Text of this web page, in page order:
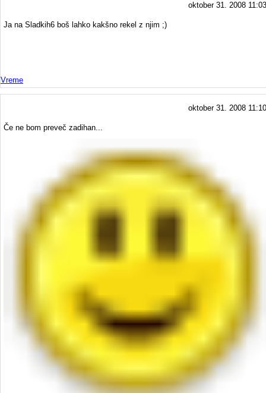
oktober 31. 2008 11:03
Ja na Sladkih6 boš lahko kakšno rekel z njim ;)
Vreme
oktober 31. 2008 11:10
Če ne bom preveč zadihan...